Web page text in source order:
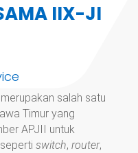
IIX-JI
merupakan salah satu
Timur yang
APJII untuk
switch, router,